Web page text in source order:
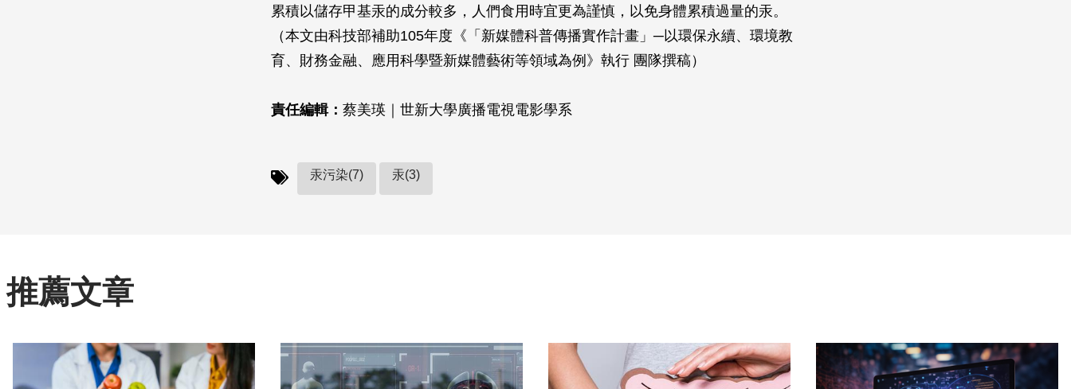
累積以儲存甲基汞的成分較多，人們食用時宜更為謹慎，以免身體累積過量的汞。
（本文由科技部補助105年度《「新媒體科普傳播實作計畫」─以環保永續、環境教
育、財務金融、應用科學暨新媒體藝術等領域為例》執行 團隊撰稿）
責任編輯： 蔡美瑛｜世新大學廣播電視電影學系
汞污染(7) 汞(3)
推薦文章